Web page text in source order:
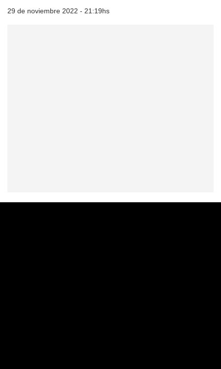
29 de noviembre 2022 - 21:19hs